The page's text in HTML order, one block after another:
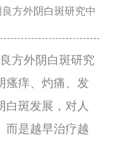
方外阴白斑研究中
方外阴白斑研究
瘙痒、灼痛、发
白斑发展，对人
而是越早治疗越